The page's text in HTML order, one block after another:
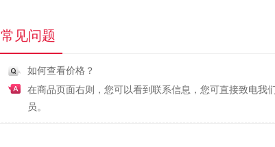
常见问题
如何查看价格？
在商品页面右则，您可以看到联系信息，您可直接致电我
员。